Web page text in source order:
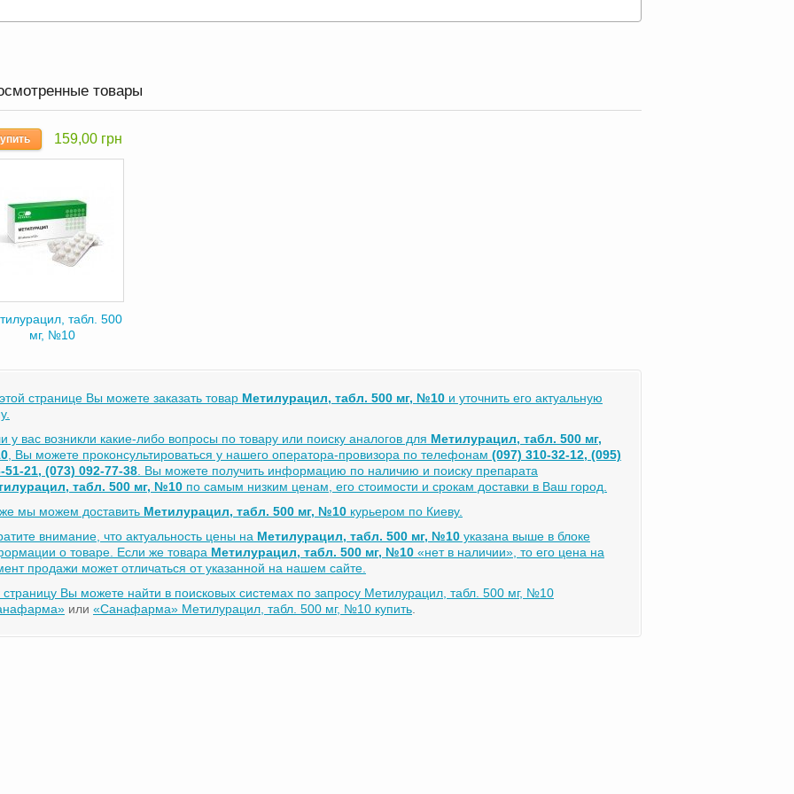
товары
159,00 грн
табл. 500
мг, №10
странице Вы можете заказать товар Метилурацил, табл. 500 мг, №10 и уточнить его актуальную
у вас возникли какие-либо вопросы по товару или поиску аналогов для Метилурацил, табл. 500 мг,
, Вы можете проконсультироваться у нашего оператора-провизора по телефонам (097) 310-32-12, (095)
51-21, (073) 092-77-38 . Вы можете получить информацию по наличию и поиску препарата
табл. 500 мг, №10 по самым низким ценам, его стоимости и срокам доставки в Ваш город.
мы можем доставить Метилурацил, табл. 500 мг, №10 курьером по Киеву.
внимание, что актуальность цены на Метилурацил, табл. 500 мг, №10 указана выше в блоке
о товаре. Если же товара Метилурацил, табл. 500 мг, №10 «нет в наличии», то его цена на
продажи может отличаться от указанной на нашем сайте.
страницу Вы можете найти в поисковых системах по запросу Метилурацил, табл. 500 мг, №10
или «Санафарма» Метилурацил, табл. 500 мг, №10 купить